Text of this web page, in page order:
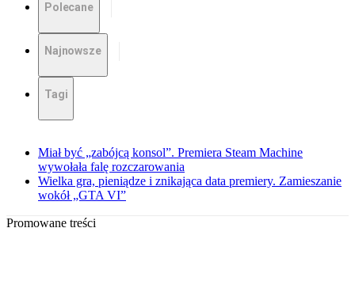
Polecane
Najnowsze
Tagi
Miał być „zabójcą konsol”. Premiera Steam Machine
wywołała falę rozczarowania
Wielka gra, pieniądze i znikająca data premiery. Zamieszanie
wokół „GTA VI”
Promowane treści